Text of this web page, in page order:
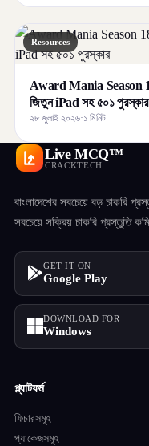
Resources
Award Mania Season 18
জিতুন iPad সহ ৫০১ পুরস্কার
২৮ জুলাই ২০২৬·১ মিনিট
Live MCQ™
CRACKTECH
বাংলাদেশের সবচেয়ে বড় চাকরি
সবচেয়ে সক্রিয় চাকরি প্রস্তুতি
GET IT ON
Google Play
DOWNLOAD FOR
Windows
প্ল্যাটফর্ম
ফিচারসমূহ
প্যাকেজসমূহ